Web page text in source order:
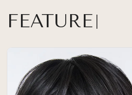
FEATURE